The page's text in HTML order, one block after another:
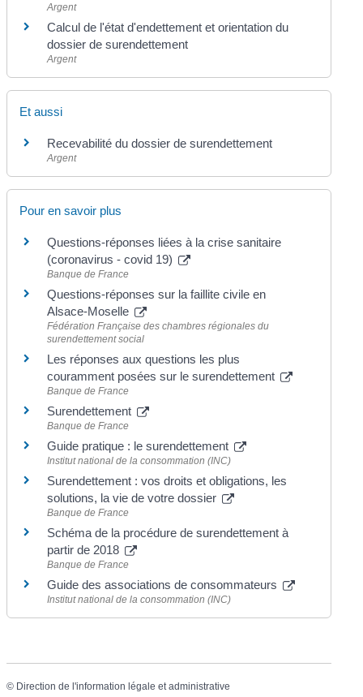
Argent
Calcul de l'état d'endettement et orientation du
dossier de surendettement
Argent
Et aussi
Recevabilité du dossier de surendettement
Argent
Pour en savoir plus
Questions-réponses liées à la crise sanitaire
(coronavirus - covid 19)
Banque de France
Questions-réponses sur la faillite civile en
Alsace-Moselle
Fédération Française des chambres régionales du
surendettement social
Les réponses aux questions les plus
couramment posées sur le surendettement
Banque de France
Surendettement
Banque de France
Guide pratique : le surendettement
Institut national de la consommation (INC)
Surendettement : vos droits et obligations, les
solutions, la vie de votre dossier
Banque de France
Schéma de la procédure de surendettement à
partir de 2018
Banque de France
Guide des associations de consommateurs
Institut national de la consommation (INC)
© Direction de l'information légale et administrative